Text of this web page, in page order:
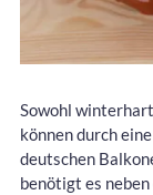
Sowohl
können durch
deutschen
benötigt es